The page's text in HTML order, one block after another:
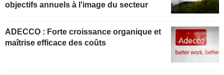
objectifs annuels à l'image du secteur
ADECCO : Forte croissance organique et
maîtrise efficace des coûts